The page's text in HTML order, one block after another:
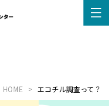
HOME エコチル調査って？